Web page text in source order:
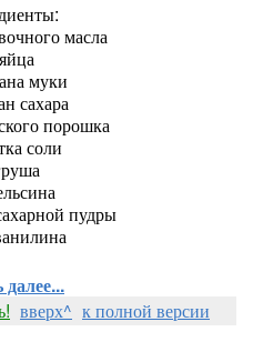
масла
муки
сахара
порошка
соли
пудры
вверх^ к полной версии